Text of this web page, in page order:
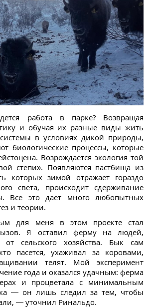
работа в парке? Возвращая
и обучая их разные виды жить
в условиях дикой природы,
биологические процессы, которые
Возрождается экология той
степи». Появляются пастбища из
которых зимой отражает гораздо
света, происходит сдерживание
Все это дает много любопытных
и теории.
для меня в этом проекте стал
Я оставил ферму на людей,
от сельского хозяйства. Бык сам
пасется, ухаживал за коровами,
телят. Мой эксперимент
года и оказался удачным: ферма
и процветала с минимальным
— он лишь следил за тем, чтобы
— уточнил Ринальдо.